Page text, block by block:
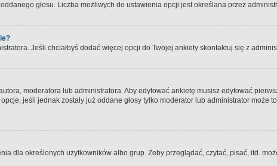
głosu. Liczba możliwych do ustawienia opcji jest określana przez
Jeśli chciałbyś dodać więcej opcji do Twojej ankiety skontaktuj się z
moderatora lub administratora. Aby edytować ankietę musisz edytować
jeśli jednak zostały już oddane głosy tylko moderator lub administrator
dla określonych użytkowników albo grup. Żeby przeglądać, czytać, pisać, itd.